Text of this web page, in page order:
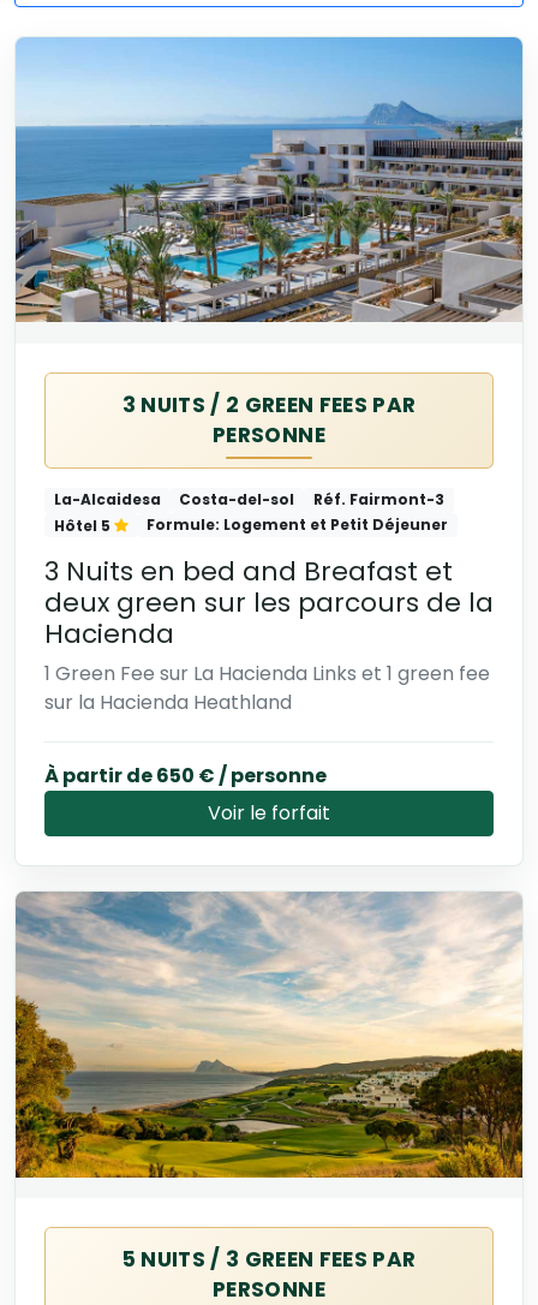
3 NUITS / 2 GREEN FEES PAR
PERSONNE
La-Alcaidesa Costa-del-sol
Réf. Fairmont-3
Hôtel 5
Formule: Logement et Petit Déjeuner
3 Nuits en bed and Breafast et
deux green sur les parcours de la
Hacienda
1 Green Fee sur La Hacienda Links et 1 green fee
sur la Hacienda Heathland
À partir de 650 € / personne
Voir le forfait
5 NUITS / 3 GREEN FEES PAR
PERSONNE